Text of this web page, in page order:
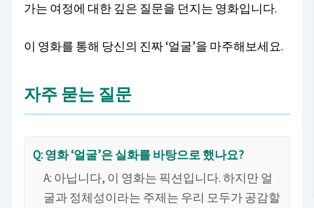
가는 여정에 대한 깊은 질문을 던지는 영화입니다.
이 영화를 통해 당신의 진짜 ‘얼굴’을 마주해보세요.
자주 묻는 질문
Q: 영화 ‘얼굴’은 실화를 바탕으로 했나요?
A: 아닙니다, 이 영화는 픽션입니다. 하지만 얼
굴과 정체성이라는 주제는 우리 모두가 공감할